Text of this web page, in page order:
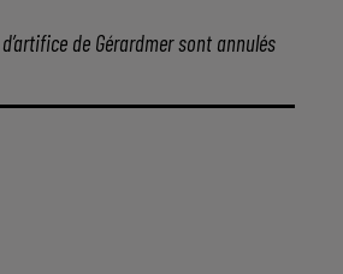
de Gérardmer sont annulés